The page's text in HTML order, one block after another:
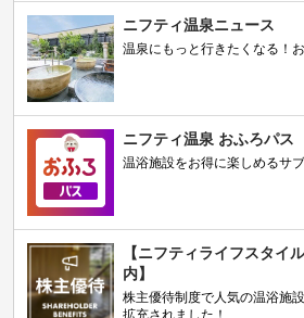
ニフティ温泉ニュース
温泉にもっと行きたくなる！
ニフティ温泉 おふろパス
温浴施設をお得に楽しめるサ
【ニフティライフスタイ
内】
株主優待制度で人気の温浴施
拡充されました！